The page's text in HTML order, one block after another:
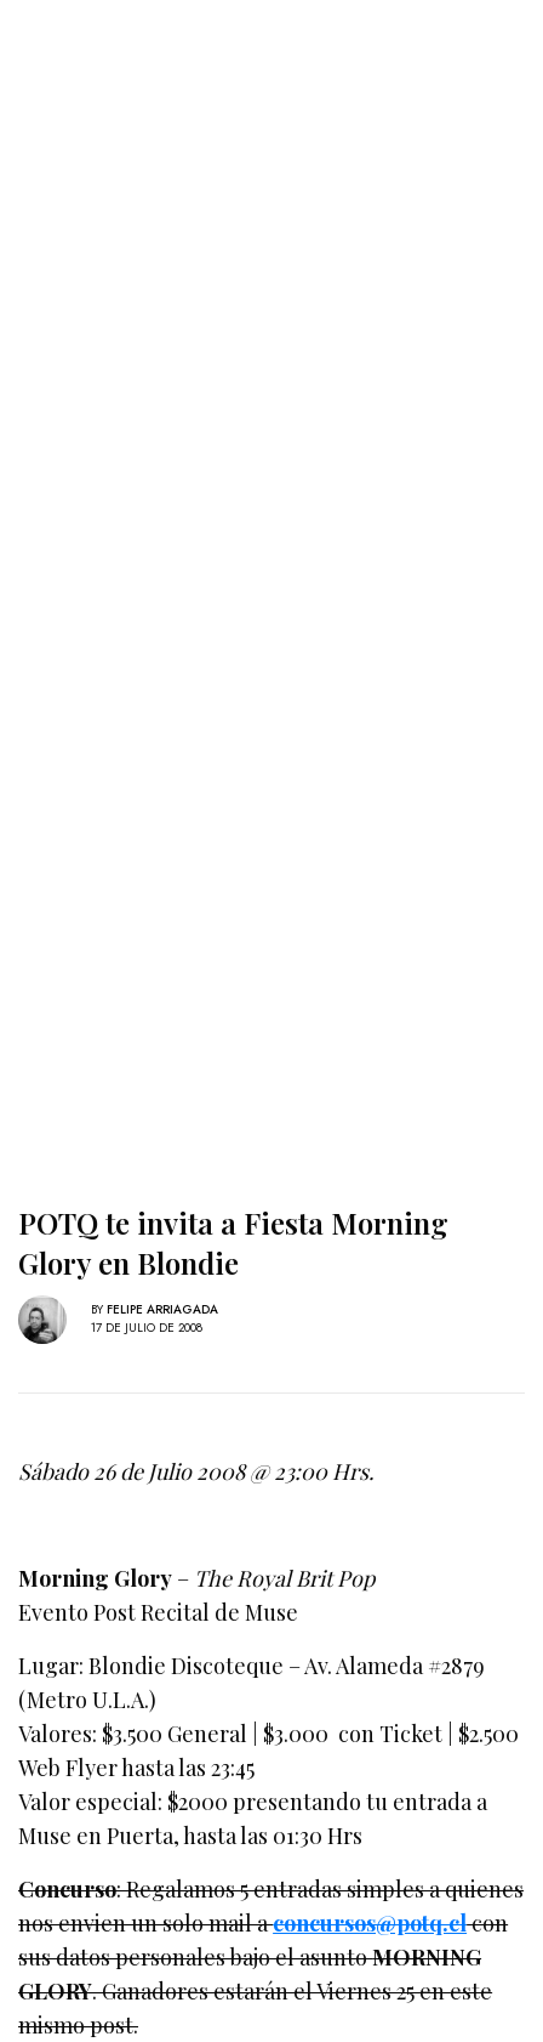
POTQ te invita a Fiesta Morning
Glory en Blondie
BY FELIPE ARRIAGADA
17 DE JULIO DE 2008
Sábado 26 de Julio 2008 @ 23:00 Hrs.
Morning Glory – The Royal Brit Pop
Evento Post Recital de Muse
Lugar: Blondie Discoteque – Av. Alameda #2879
(Metro U.L.A.)
Valores: $3.500 General | $3.000 con Ticket | $2.500
Web Flyer hasta las 23:45
Valor especial: $2000 presentando tu entrada a
Muse en Puerta, hasta las 01:30 Hrs
Concurso: Regalamos 5 entradas simples a quienes
nos envien un solo mail aconcursos@potq.clcon
sus datos personales bajo el asuntoMORNING
GLORY. Ganadores estarán el Viernes 25 en este
mismo post.